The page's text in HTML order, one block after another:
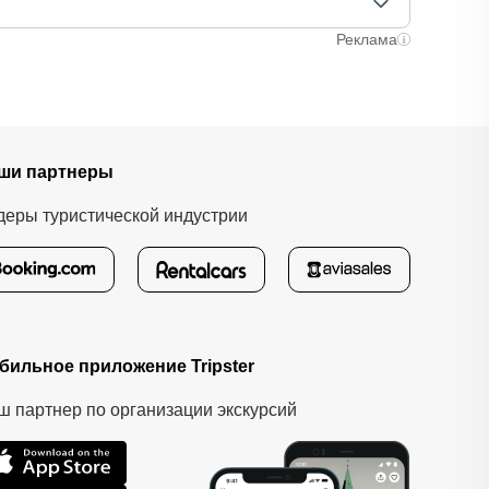
Реклама
партнеры
туристической индустрии
приложение Tripster
партнер по организации экскурсий